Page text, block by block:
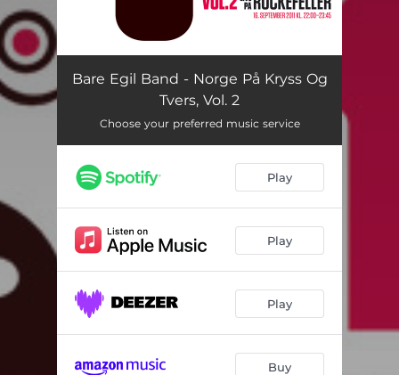
Hvalfangstmuseet 06:39
Linda Widvey Andersen 06:31
Surnadal Boogie 05:56
Aliens 2 04:04
Speider'n 02:21
Arne 03:07
Særpingane Taper Aldri 05:15
Bare Egil Band - Norge På Kryss Og
Tvers, Vol. 2
Choose your preferred music service
Play
Play
Play
Buy